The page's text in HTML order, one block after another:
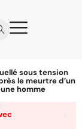
sous tension
le meurtre d’un
homme